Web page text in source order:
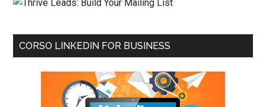
CORSO LINKEDIN FOR BUSINESS